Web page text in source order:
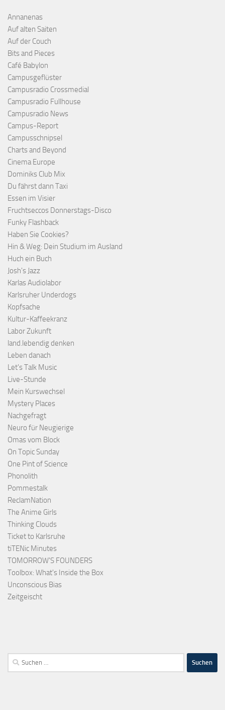
Annanenas
Auf alten Saiten
Auf der Couch
Bits and Pieces
Café Babylon
Campusgeflüster
Campusradio Crossmedial
Campusradio Fullhouse
Campusradio News
Campus-Report
Campusschnipsel
Charts and Beyond
Cinema Europe
Dominiks Club Mix
Du fährst dann Taxi
Essen im Visier
Fruchtseccos Donnerstags-Disco
Funky Flashback
Haben Sie Cookies?
Hin & Weg: Dein Studium im Ausland
Huch ein Buch
Josh's Jazz
Karlas Audiolabor
Karlsruher Underdogs
Kopfsache
Kultur-Kaffeekranz
Labor Zukunft
land.lebendig denken
Leben danach
Let's Talk Music
Live-Stunde
Mein Kurswechsel
Mystery Places
Nachgefragt
Neuro für Neugierige
Omas vom Block
On Topic Sunday
One Pint of Science
Phonolith
Pommestalk
ReclamNation
The Anime Girls
Thinking Clouds
Ticket to Karlsruhe
tiTENic Minutes
TOMORROW'S FOUNDERS
Toolbox: What's Inside the Box
Unconscious Bias
Zeitgeischt